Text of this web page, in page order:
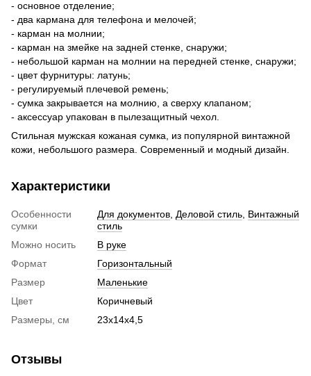
- основное отделение;
- два кармана для телефона и мелочей;
- карман на молнии;
- карман на змейке на задней стенке, снаружи;
- небольшой карман на молнии на передней стенке, снаружи;
- цвет фурнитуры: латунь;
- регулируемый плечевой ремень;
- сумка закрывается на молнию, а сверху клапаном;
- аксессуар упакован в пылезащитный чехол.
Стильная мужская кожаная сумка, из популярной винтажной
кожи, небольшого размера. Современный и модный дизайн.
Характеристики
Особенности
сумки
Для документов Деловой стиль Винтажный
стиль
Можно носить
В руке
Формат
Горизонтальный
Размер
Маленькие
Цвет
Коричневый
Размеры, см
23х14х4,5
Отзывы